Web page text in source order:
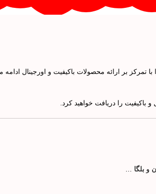
تمرکز بر ارائه محصولات باکیفیت و اورجینال
باکیفیت را دریافت خواهید کرد.
و بلگا